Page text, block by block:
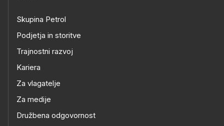
Skupina Petrol
Podjetja in storitve
Trajnostni razvoj
Kariera
Za vlagatelje
Za medije
Družbena odgovornost